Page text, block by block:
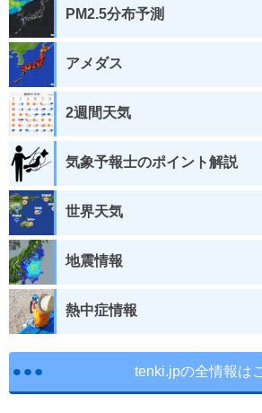
PM2.5分布予測
アメダス
2週間天気
気象予報士のポイント解説
世界天気
地震情報
熱中症情報
tenki.jpの全情報は